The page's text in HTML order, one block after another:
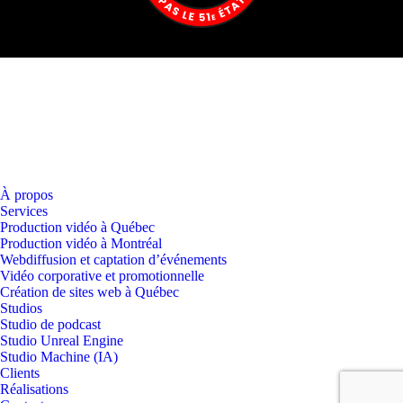
À propos
Services
Production vidéo à Québec
Production vidéo à Montréal
Webdiffusion et captation d’événements
Vidéo corporative et promotionnelle
Création de sites web à Québec
Studios
Studio de podcast
Studio Unreal Engine
Studio Machine (IA)
Clients
Réalisations